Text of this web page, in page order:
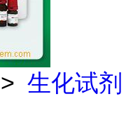
> 生化试剂